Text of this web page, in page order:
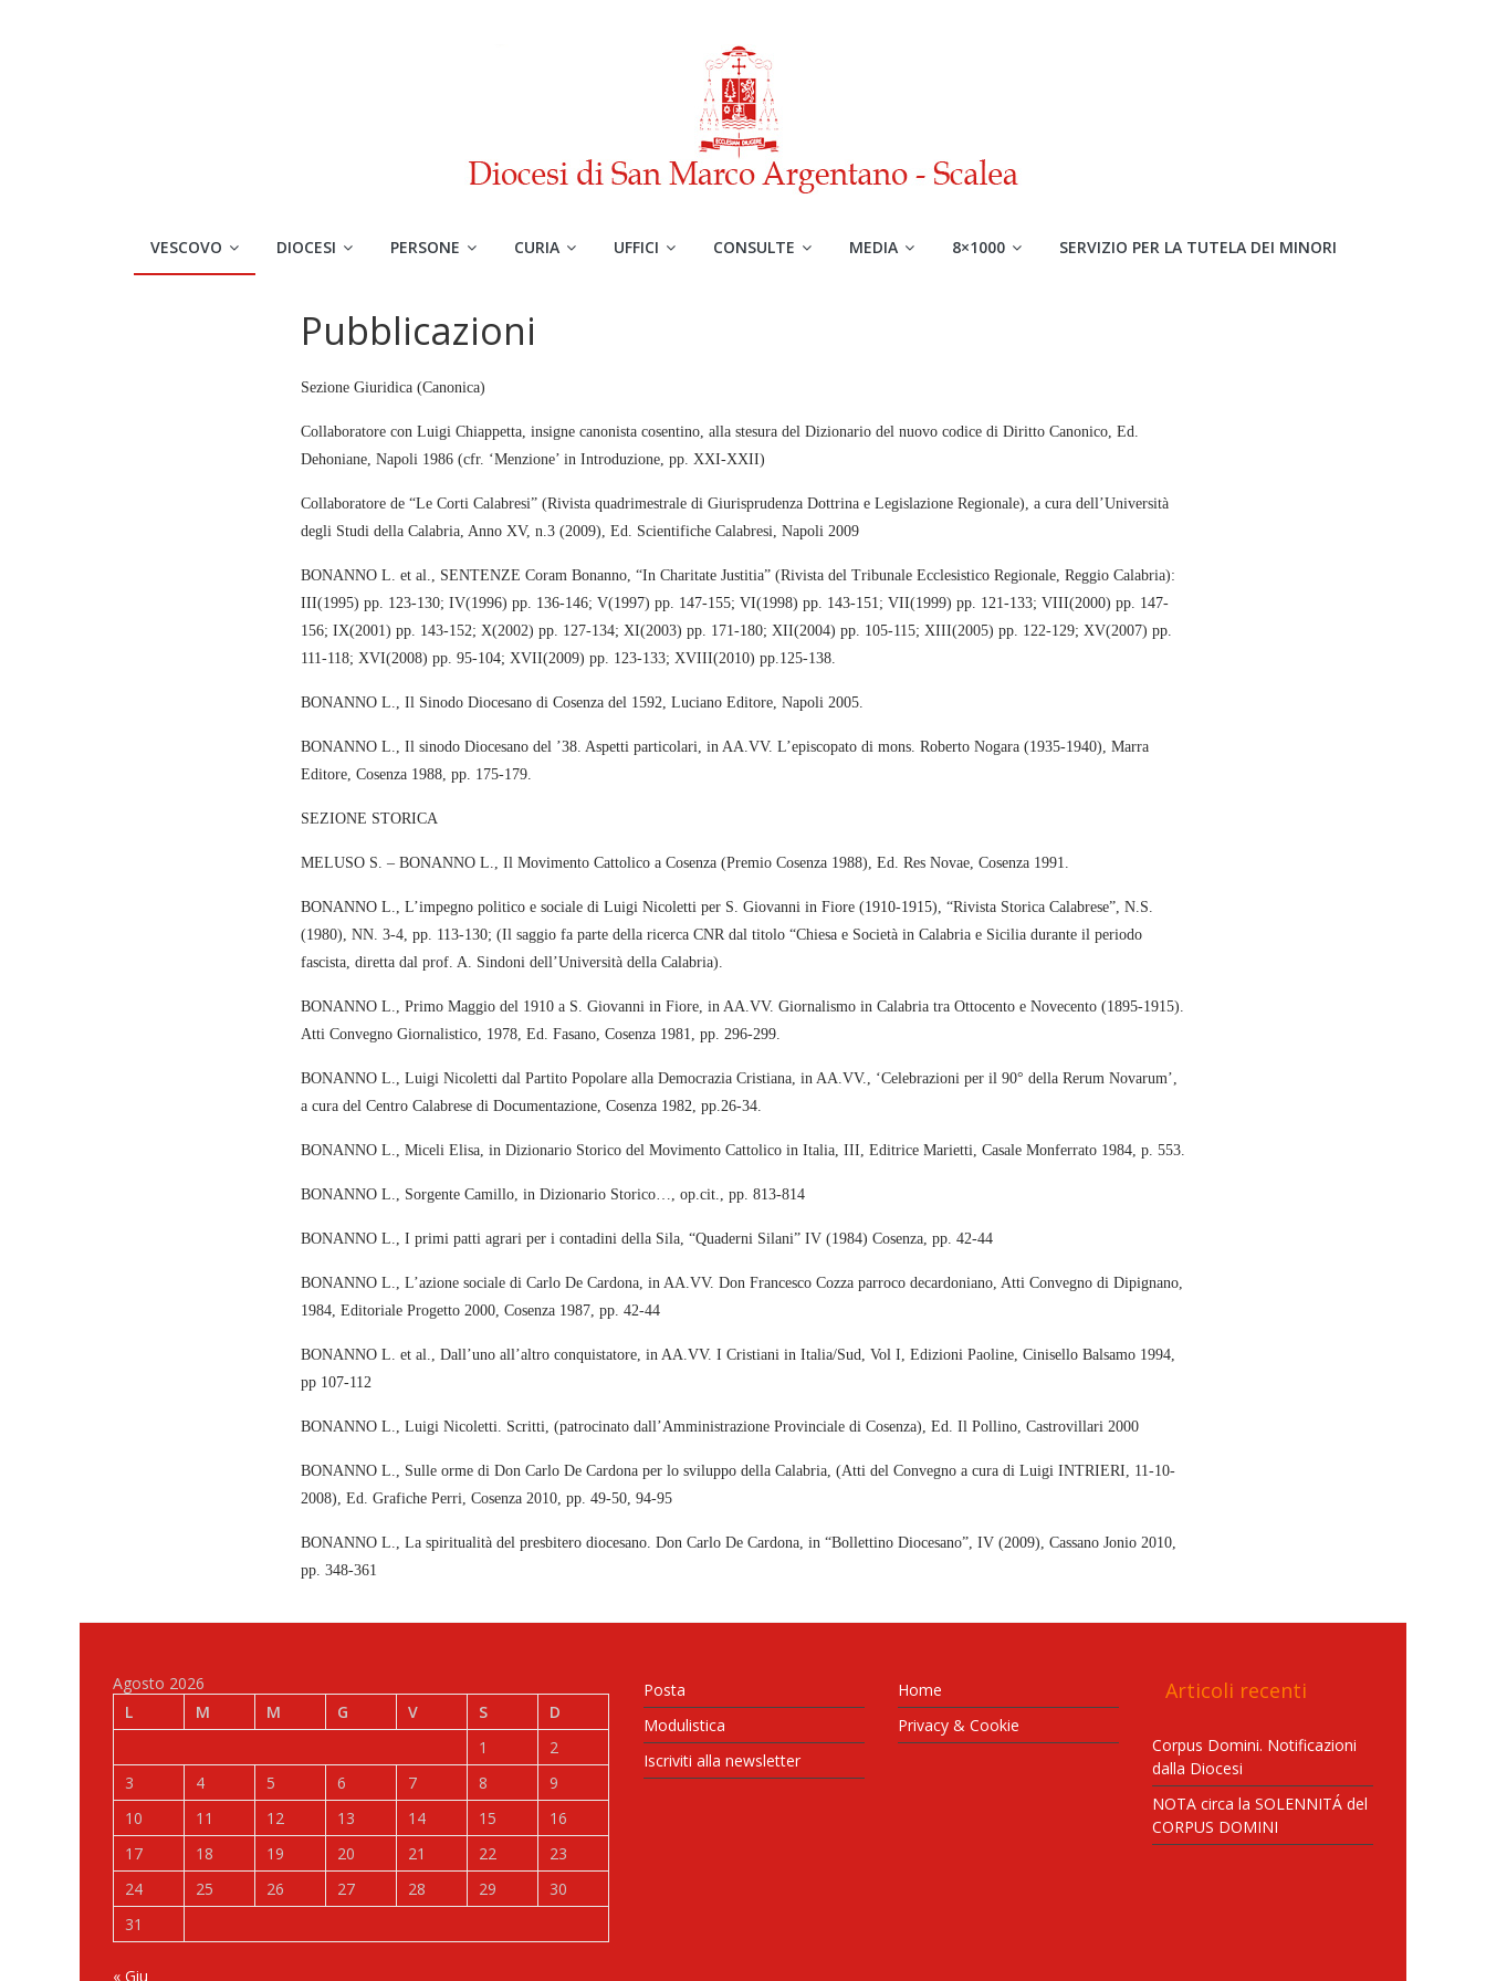
VESCOVO DIOCESI PERSONE CURIA UFFICI CONSULTE MEDIA 8×1000 SERVIZIO PER LA TUTELA DEI MINORI
Pubblicazioni
Sezione Giuridica (Canonica)
Collaboratore con Luigi Chiappetta, insigne canonista cosentino, alla stesura del Dizionario del nuovo codice di Diritto Canonico, Ed.
Dehoniane, Napoli 1986 (cfr. ‘Menzione’ in Introduzione, pp. XXI-XXII)
Collaboratore de “Le Corti Calabresi” (Rivista quadrimestrale di Giurisprudenza Dottrina e Legislazione Regionale), a cura dell’Università
degli Studi della Calabria, Anno XV, n.3 (2009), Ed. Scientifiche Calabresi, Napoli 2009
BONANNO L. et al., SENTENZE Coram Bonanno, “In Charitate Justitia” (Rivista del Tribunale Ecclesistico Regionale, Reggio Calabria):
III(1995) pp. 123-130; IV(1996) pp. 136-146; V(1997) pp. 147-155; VI(1998) pp. 143-151; VII(1999) pp. 121-133; VIII(2000) pp. 147-
156; IX(2001) pp. 143-152; X(2002) pp. 127-134; XI(2003) pp. 171-180; XII(2004) pp. 105-115; XIII(2005) pp. 122-129; XV(2007) pp.
111-118; XVI(2008) pp. 95-104; XVII(2009) pp. 123-133; XVIII(2010) pp.125-138.
BONANNO L., Il Sinodo Diocesano di Cosenza del 1592, Luciano Editore, Napoli 2005.
BONANNO L., Il sinodo Diocesano del ’38. Aspetti particolari, in AA.VV. L’episcopato di mons. Roberto Nogara (1935-1940), Marra
Editore, Cosenza 1988, pp. 175-179.
SEZIONE STORICA
MELUSO S. – BONANNO L., Il Movimento Cattolico a Cosenza (Premio Cosenza 1988), Ed. Res Novae, Cosenza 1991.
BONANNO L., L’impegno politico e sociale di Luigi Nicoletti per S. Giovanni in Fiore (1910-1915), “Rivista Storica Calabrese”, N.S.
(1980), NN. 3-4, pp. 113-130; (Il saggio fa parte della ricerca CNR dal titolo “Chiesa e Società in Calabria e Sicilia durante il periodo
fascista, diretta dal prof. A. Sindoni dell’Università della Calabria).
BONANNO L., Primo Maggio del 1910 a S. Giovanni in Fiore, in AA.VV. Giornalismo in Calabria tra Ottocento e Novecento (1895-1915).
Atti Convegno Giornalistico, 1978, Ed. Fasano, Cosenza 1981, pp. 296-299.
BONANNO L., Luigi Nicoletti dal Partito Popolare alla Democrazia Cristiana, in AA.VV., ‘Celebrazioni per il 90° della Rerum Novarum’,
a cura del Centro Calabrese di Documentazione, Cosenza 1982, pp.26-34.
BONANNO L., Miceli Elisa, in Dizionario Storico del Movimento Cattolico in Italia, III, Editrice Marietti, Casale Monferrato 1984, p. 553.
BONANNO L., Sorgente Camillo, in Dizionario Storico…, op.cit., pp. 813-814
BONANNO L., I primi patti agrari per i contadini della Sila, “Quaderni Silani” IV (1984) Cosenza, pp. 42-44
BONANNO L., L’azione sociale di Carlo De Cardona, in AA.VV. Don Francesco Cozza parroco decardoniano, Atti Convegno di Dipignano,
1984, Editoriale Progetto 2000, Cosenza 1987, pp. 42-44
BONANNO L. et al., Dall’uno all’altro conquistatore, in AA.VV. I Cristiani in Italia/Sud, Vol I, Edizioni Paoline, Cinisello Balsamo 1994,
pp 107-112
BONANNO L., Luigi Nicoletti. Scritti, (patrocinato dall’Amministrazione Provinciale di Cosenza), Ed. Il Pollino, Castrovillari 2000
BONANNO L., Sulle orme di Don Carlo De Cardona per lo sviluppo della Calabria, (Atti del Convegno a cura di Luigi INTRIERI, 11-10-
2008), Ed. Grafiche Perri, Cosenza 2010, pp. 49-50, 94-95
BONANNO L., La spiritualità del presbitero diocesano. Don Carlo De Cardona, in “Bollettino Diocesano”, IV (2009), Cassano Jonio 2010,
pp. 348-361
Agosto 2026
L
M M G V S
D
1
2
3
4 5 6 7 8
9
10
11 12 13 14 15
16
17
18 19 20 21 22
23
24
25 26 27 28 29
30
31
« Giu
Posta
Modulistica
Iscriviti alla newsletter
Home
Privacy & Cookie
Articoli recenti
Corpus Domini. Notificazioni
dalla Diocesi
NOTA circa la SOLENNITÁ del
CORPUS DOMINI